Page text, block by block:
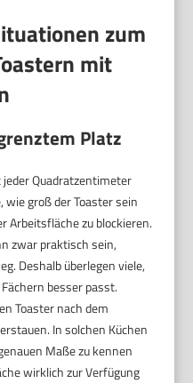
zum
mit
Platz
Quadratzentimeter
groß der Toaster sein
Arbeitsfläche zu blockieren.
zwar praktisch sein,
Deshalb überlegen viele,
besser passt.
Toaster nach dem
In solchen Küchen
Maße zu kennen
wirklich zur Verfügung